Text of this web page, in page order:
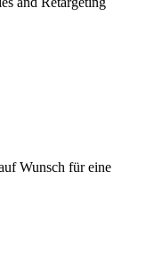
Wunsch für eine